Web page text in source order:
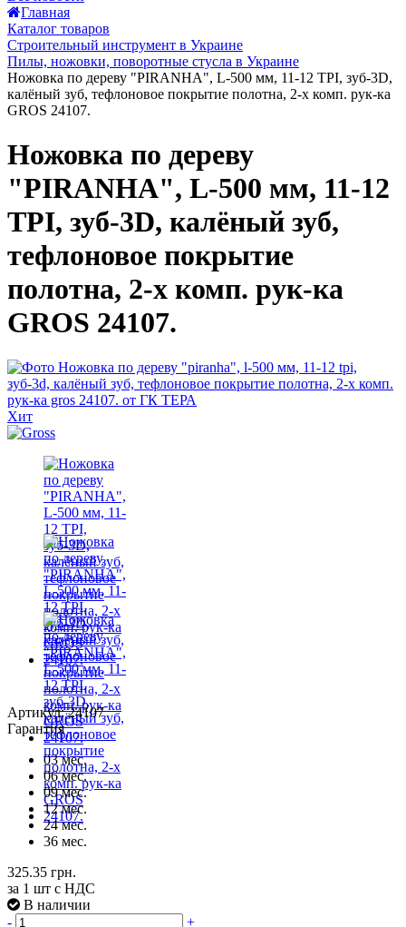
Главная
Каталог товаров
Строительный инструмент в Украине
Пилы, ножовки, поворотные стусла в Украине
Ножовка по дереву "PIRANHA", L-500 мм, 11-12 TPI, зуб-3D,
калёный зуб, тефлоновое покрытие полотна, 2-х комп. рук-ка
GROS 24107.
Ножовка по дереву
"PIRANHA", L-500 мм, 11-12
TPI, зуб-3D, калёный зуб,
тефлоновое покрытие
полотна, 2-х комп. рук-ка
GROS 24107.
Хит
Артикул: 24107
Гарантия
03 мес.
06 мес.
09 мес.
12 мес.
24 мес.
36 мес.
325.35 грн.
за 1 шт с НДС
В наличии
-
+